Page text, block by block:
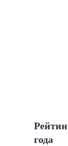
года